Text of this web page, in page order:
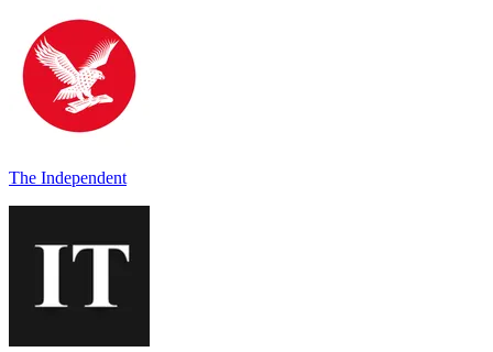
The Independent